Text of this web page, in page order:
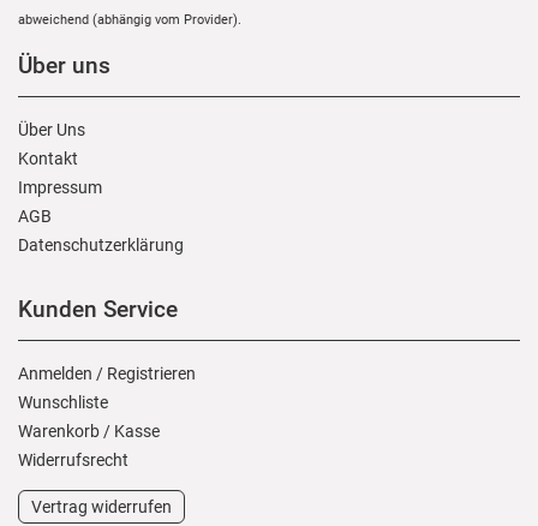
abweichend (abhängig vom Provider).
Über uns
Über Uns
Kontakt
Impressum
AGB
Daten­schutz­erklärung
Kunden Service
Anmelden / Registrieren
Wunschliste
Warenkorb / Kasse
Widerrufs­recht
Vertrag widerrufen